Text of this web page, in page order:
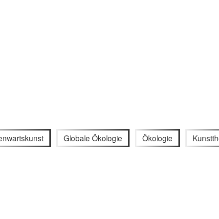
Globale Ökologie Ökologie